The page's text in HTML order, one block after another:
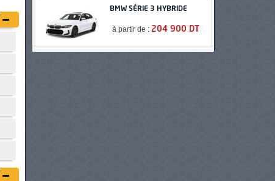
BMW SÉRIE 3 HYBRIDE
à partir de : 204 900 DT